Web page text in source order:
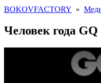
BOKOVFACTORY »
Человек года GQ